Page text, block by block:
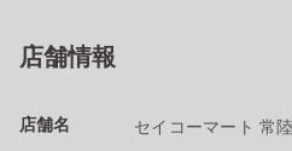
店舗情報
店舗名 セイコーマート 常